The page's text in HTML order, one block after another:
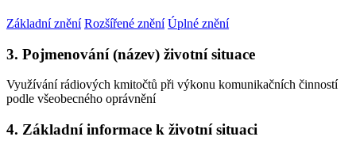
Základní znění Rozšířené znění Úplné znění
3. Pojmenování (název) životní situace
Využívání rádiových kmitočtů při výkonu komunikačních činností
podle všeobecného oprávnění
4. Základní informace k životní situaci